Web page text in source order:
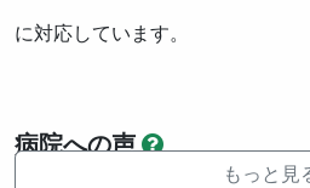
に対応しています。
病院への声
もっと見